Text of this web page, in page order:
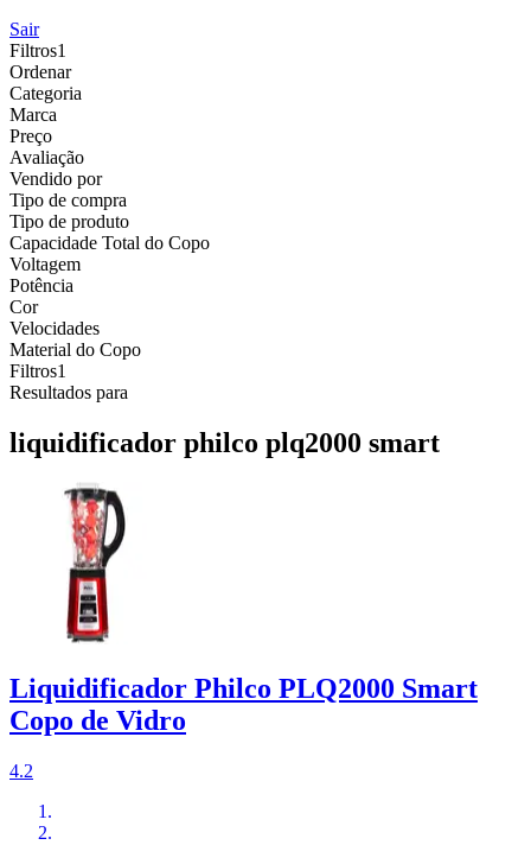
Sair
Filtros1
Ordenar
Categoria
Marca
Preço
Avaliação
Vendido por
Tipo de compra
Tipo de produto
Capacidade Total do Copo
Voltagem
Potência
Cor
Velocidades
Material do Copo
Filtros1
Resultados para
liquidificador philco plq2000 smart
Liquidificador Philco PLQ2000 Smart
Copo de Vidro
4.2